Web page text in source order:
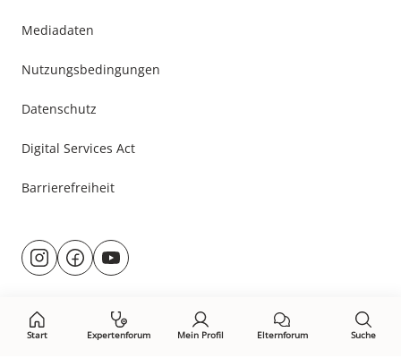
Start Expertenforum Mein Profil Elternforum Suche
Mediadaten
Nutzungsbedingungen
Datenschutz
Digital Services Act
Barrierefreiheit
Besuche
uns@rund.ums.baby
facebook.com/rundumsbaby.de
youtube.com/@rundumsbaby_